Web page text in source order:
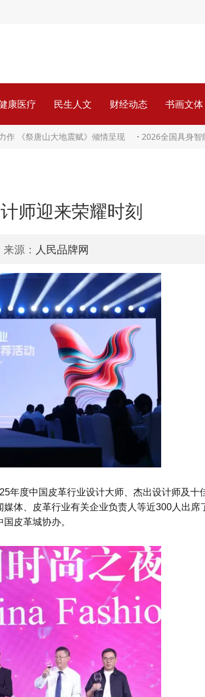
康医疗 民生人文 财经动态 书画文体
作 《祭唐山大地震赋》倾情呈现 · 2026全国具身智
师迎来荣耀时刻
源： 人民品牌网
年度中国皮革行业设计大师、杰出设计师及十
体、皮革行业有关企业负责人等近300人出席
皮革城协办。